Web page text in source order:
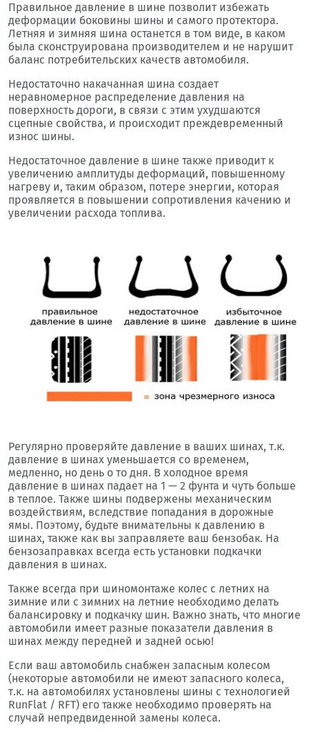
Правильное давление в шине позволит избежать
деформации боковины шины и самого протектора.
Летняя и зимняя шина останется в том виде, в каком
была сконструирована производителем и не нарушит
баланс потребительских качеств автомобиля.
Недостаточно накачанная шина создает
неравномерное распределение давления на
поверхность дороги, в связи с этим ухудшаются
сцепные свойства, и происходит преждевременный
износ шины.
Недостаточное давление в шине также приводит к
увеличению амплитуды деформаций, повышенному
нагреву и, таким образом, потере энергии, которая
проявляется в повышении сопротивления качению и
увеличении расхода топлива.
Регулярно проверяйте давление в ваших шинах, т.к.
давление в шинах уменьшается со временем,
медленно, но день о то дня. В холодное время
давление в шинах падает на 1 — 2 фунта и чуть больше
в теплое. Также шины подвержены механическим
воздействиям, вследствие попадания в дорожные
ямы. Поэтому, будьте внимательны к давлению в
шинах, также как вы заправляете ваш бензобак. На
бензозаправках всегда есть установки подкачки
давления в шинах.
Также всегда при шиномонтаже колес с летних на
зимние или с зимних на летние необходимо делать
балансировку и подкачку шин. Важно знать, что многие
автомобили имеет разные показатели давления в
шинах между передней и задней осью!
Если ваш автомобиль снабжен запасным колесом
(некоторые автомобили не имеют запасного колеса,
т.к. на автомобилях установлены шины с технологией
RunFlat / RFT) его также необходимо проверять на
случай непредвиденной замены колеса.